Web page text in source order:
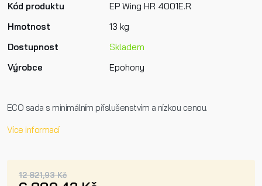
Kód produktu
EP Wing HR 4001E.R
Hmotnost
13 kg
Dostupnost
Skladem
Výrobce
Epohony
ECO sada s minimálním příslušenstvím a nízkou cenou.
Více informací
12 821,93 Kč